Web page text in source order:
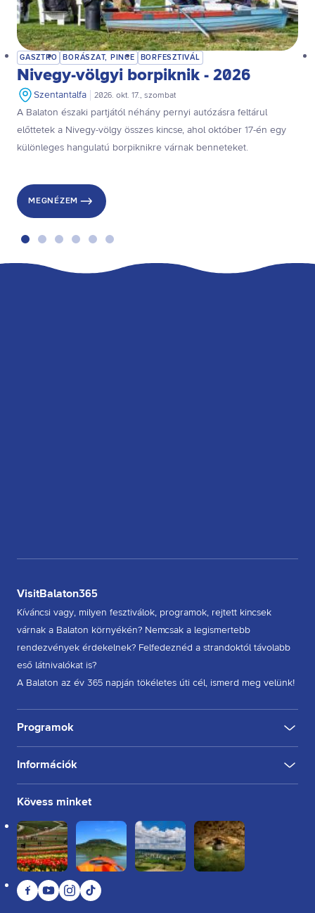
GASZTRO BORÁSZAT, PINCE BORFESZTIVÁL
Nivegy-völgyi borpiknik - 2026
Szentantalfa 2026. okt. 17., szombat
A Balaton északi partjától néhány pernyi autózásra feltárul
előttetek a Nivegy-völgy összes kincse, ahol október 17-én egy
különleges hangulatú borpiknikre várnak benneteket.
MEGNÉZEM
VisitBalaton365
Kíváncsi vagy, milyen fesztiválok, programok, rejtett kincsek
várnak a Balaton környékén? Nemcsak a legismertebb
rendezvények érdekelnek? Felfedeznéd a strandoktól távolabb
eső látnivalókat is?
A Balaton az év 365 napján tökéletes úti cél, ismerd meg velünk!
Programok
KULTÚRA FESZTIVÁL
TÚRA, SÉTA
KERÉKPÁROZÁS
Információk
Rólunk
Kapcsolat
Partnereink
Felhasználási feltételek
Adatkezelési tájékoztató
Sütikezelési tájékoztató
Kövess minket
Facebook
YouTubeInstagram
TikTok